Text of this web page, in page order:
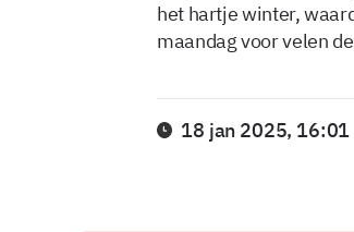
het hartje winter,
maandag voor velen
18 jan 2025, 16:01